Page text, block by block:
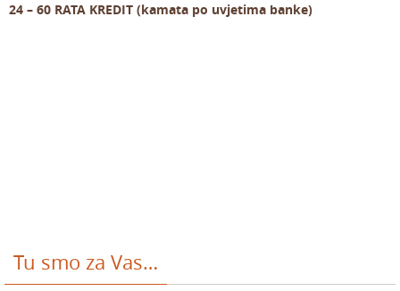
24 – 60 RATA KREDIT (kamata po uvjetima banke)
Tu smo za Vas…